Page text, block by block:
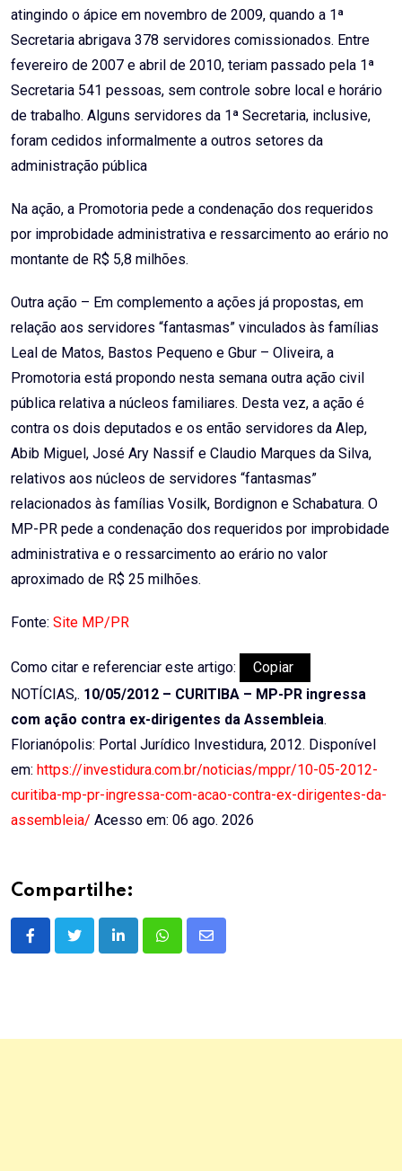
atingindo o ápice em novembro de 2009, quando a 1ª
Secretaria abrigava 378 servidores comissionados. Entre
fevereiro de 2007 e abril de 2010, teriam passado pela 1ª
Secretaria 541 pessoas, sem controle sobre local e horário
de trabalho. Alguns servidores da 1ª Secretaria, inclusive,
foram cedidos informalmente a outros setores da
administração pública
Na ação, a Promotoria pede a condenação dos requeridos
por improbidade administrativa e ressarcimento ao erário no
montante de R$ 5,8 milhões.
Outra ação – Em complemento a ações já propostas, em
relação aos servidores “fantasmas” vinculados às famílias
Leal de Matos, Bastos Pequeno e Gbur – Oliveira, a
Promotoria está propondo nesta semana outra ação civil
pública relativa a núcleos familiares. Desta vez, a ação é
contra os dois deputados e os então servidores da Alep,
Abib Miguel, José Ary Nassif e Claudio Marques da Silva,
relativos aos núcleos de servidores “fantasmas”
relacionados às famílias Vosilk, Bordignon e Schabatura. O
MP-PR pede a condenação dos requeridos por improbidade
administrativa e o ressarcimento ao erário no valor
aproximado de R$ 25 milhões.
Fonte: Site MP/PR
Como citar e referenciar este artigo:
Copiar
NOTÍCIAS,. 10/05/2012 – CURITIBA – MP-PR ingressa
com ação contra ex-dirigentes da Assembleia.
Florianópolis: Portal Jurídico Investidura, 2012. Disponível
em: https://investidura.com.br/noticias/mppr/10-05-2012-
curitiba-mp-pr-ingressa-com-acao-contra-ex-dirigentes-da-
assembleia/ Acesso em: 06 ago. 2026
Compartilhe:
LinkedInWhatsappShare